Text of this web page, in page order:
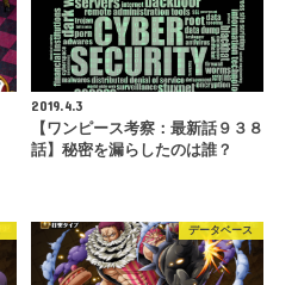
2019.4.3
【ワンピース考察：最新話９３８
話】秘密を漏らしたのは誰？
データベース